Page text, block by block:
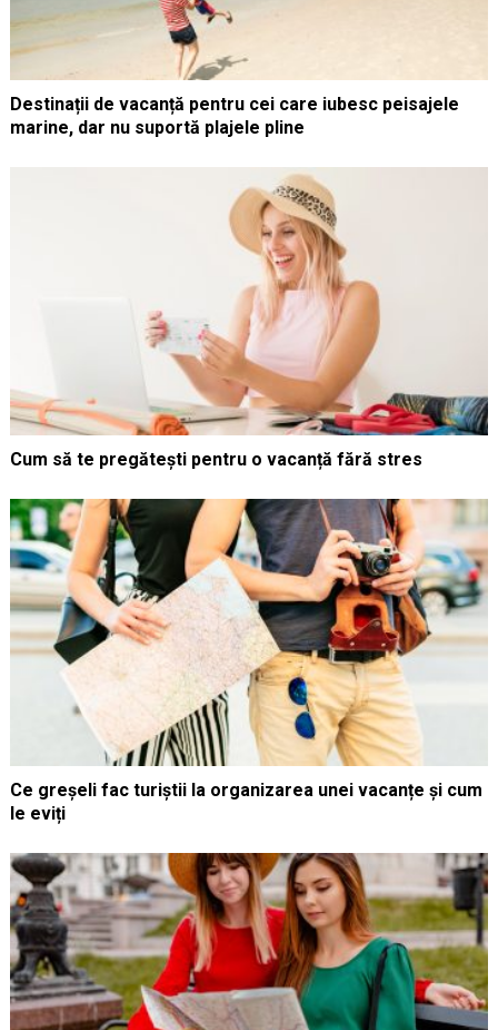
Destinații de vacanță pentru cei care iubesc peisajele
marine, dar nu suportă plajele pline
Cum să te pregătești pentru o vacanță fără stres
Ce greșeli fac turiștii la organizarea unei vacanțe și cum
le eviți